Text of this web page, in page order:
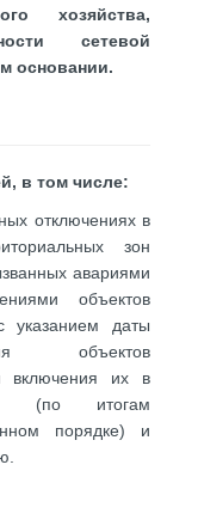
хозяйства,
сетевой
основании.
в том числе:
отключениях в
зон
авариями
объектов
указанием даты
объектов
и включения их в
(по итогам
порядке) и